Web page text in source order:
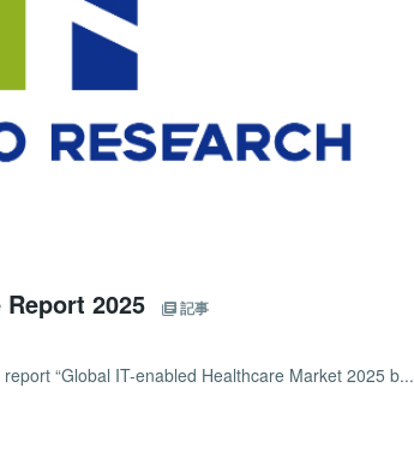
2025 記事
“Global IT-enabled Healthcare Market 2025 b...